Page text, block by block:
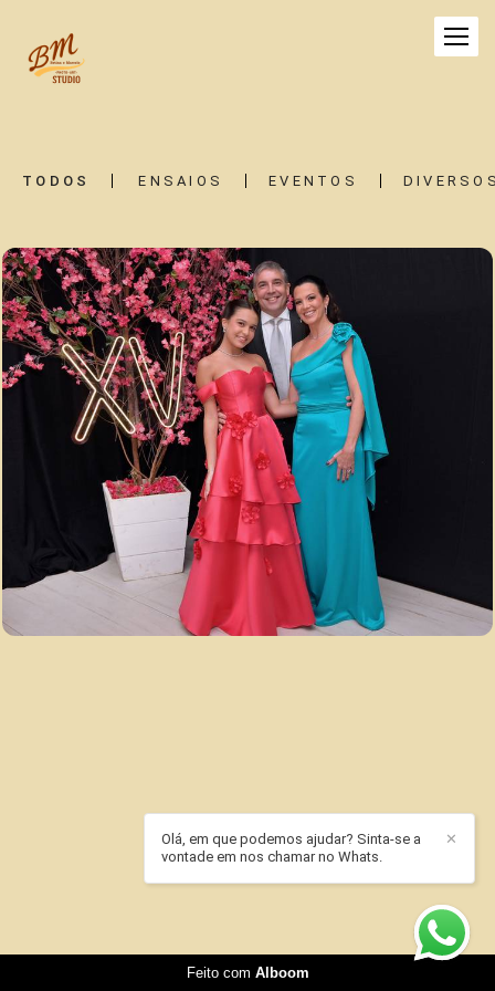
TODOS ENSAIOS EVENTOS
2872 86
✕
Olá, em que podemos ajudar? Sinta-se a
vontade em nos chamar no Whats.
Feito com Alboom